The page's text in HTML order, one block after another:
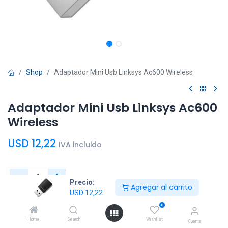
Precio:
USD 12,22
Agregar al carrito
Home Search
0
Wishlist Cuenta
Shop Adaptador Mini Usb Linksys Ac600 Wireless
Adaptador Mini Usb Linksys Ac600
Wireless
USD 12,22 IVA incluido
carrito
Comprar
ahora